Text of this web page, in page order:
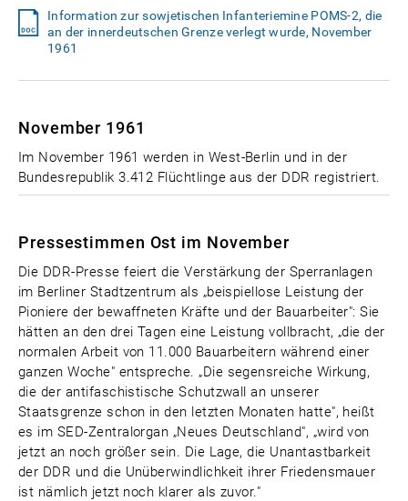
Information zur sowjetischen Infanteriemine POMS-2, die
an der innerdeutschen Grenze verlegt wurde, November
1961
November 1961
Im November 1961 werden in West-Berlin und in der
Bundesrepublik 3.412 Flüchtlinge aus der DDR registriert.
Pressestimmen Ost im November
Die DDR-Presse feiert die Verstärkung der Sperranlagen
im Berliner Stadtzentrum als „beispiellose Leistung der
Pioniere der bewaffneten Kräfte und der Bauarbeiter": Sie
hätten an den drei Tagen eine Leistung vollbracht, „die der
normalen Arbeit von 11.000 Bauarbeitern während einer
ganzen Woche" entspreche. „Die segensreiche Wirkung,
die der antifaschistische Schutzwall an unserer
Staatsgrenze schon in den letzten Monaten hatte", heißt
es im SED-Zentralorgan „Neues Deutschland", „wird von
jetzt an noch größer sein. Die Lage, die Unantastbarkeit
der DDR und die Unüberwindlichkeit ihrer Friedensmauer
ist nämlich jetzt noch klarer als zuvor."